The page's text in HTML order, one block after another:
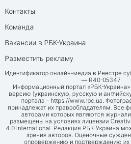
Контакты
Команда
Вакансии в РБК-Украина
Разместить рекламу
Идентификатор онлайн-медиа в Реестре
— R40-05347
Информационный портал «РБК-
версию (украинскую, русскую и
портала – https://www.rbc.ua.
принадлежат их правообладателям. Все
авторами которых являются
размещены на условиях лицензии
4.0 International. Редакция РБК-Украина
зрения авторов. Оценочные
опровержению и подтверждению их